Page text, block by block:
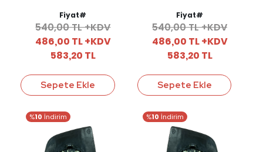
Fiyat#
540,00 TL +KDV
486,00 TL +KDV
583,20 TL
Sepete Ekle
Fiyat#
540,00 TL +KDV
486,00 TL +KDV
583,20 TL
Sepete Ekle
%10 İndirim %10 İndirim